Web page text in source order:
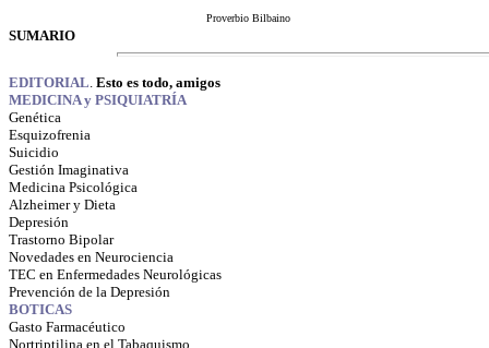
Proverbio Bilbaino
SUMARIO
EDITORIAL Esto es todo, amigos
MEDICINA y PSIQUIATRÍA
Genética
Esquizofrenia
Suicidio
Gestión Imaginativa
Medicina Psicológica
Alzheimer y Dieta
Depresión
Trastorno Bipolar
Novedades en Neurociencia
TEC en Enfermedades Neurológicas
Prevención de la Depresión
BOTICAS
Gasto Farmacéutico
Nortriptilina en el Tabaquismo